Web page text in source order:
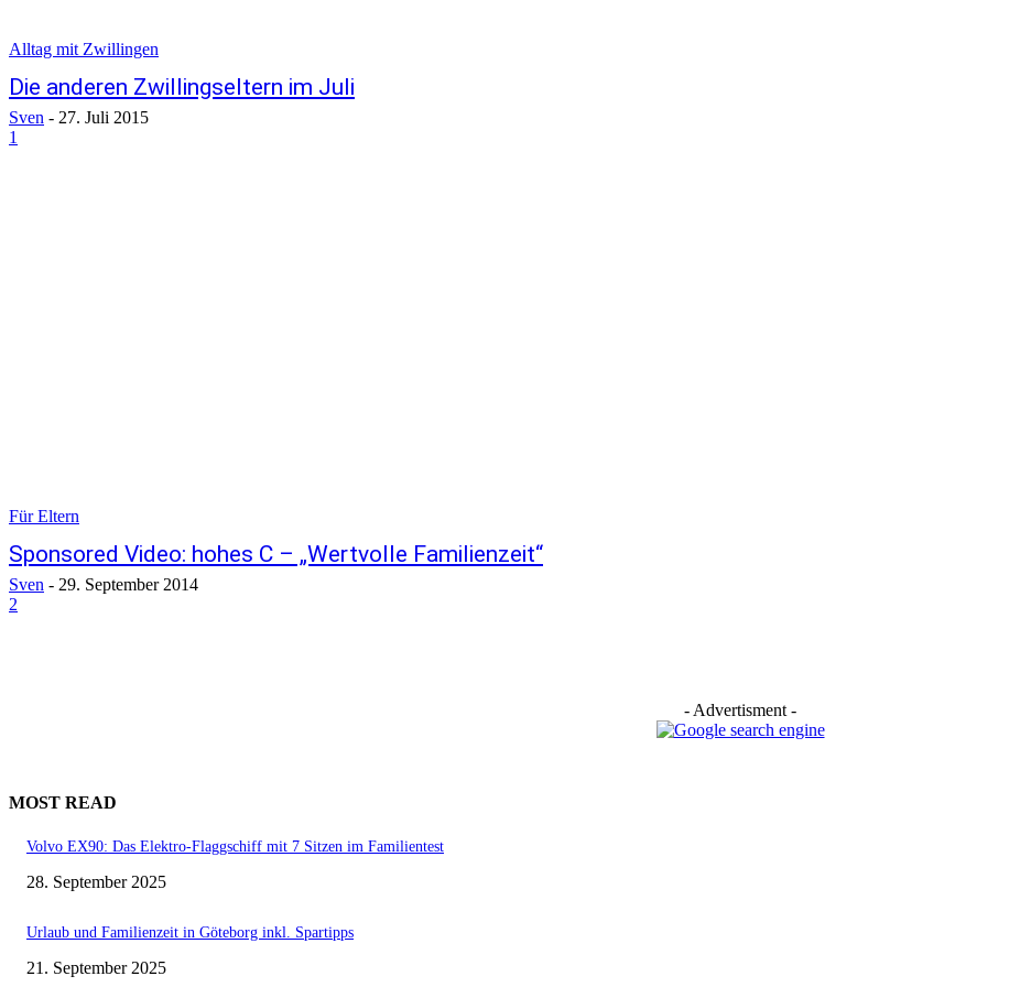
Alltag mit Zwillingen
Die anderen Zwillingseltern im Juli
Sven - 27. Juli 2015
1
Für Eltern
Sponsored Video: hohes C – „Wertvolle Familienzeit“
Sven - 29. September 2014
2
- Advertisment -
MOST READ
Volvo EX90: Das Elektro-Flaggschiff mit 7 Sitzen im Familientest
28. September 2025
Urlaub und Familienzeit in Göteborg inkl. Spartipps
21. September 2025